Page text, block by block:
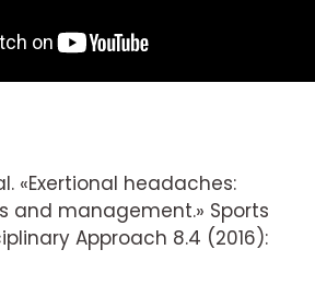
«Exertional headaches:
and management.» Sports
Approach 8.4 (2016):